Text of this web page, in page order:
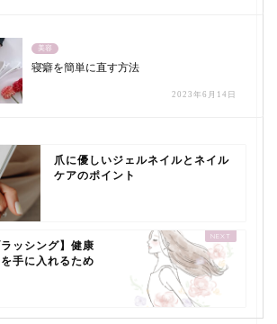
美容
寝癖を簡単に直す方法
2023年6月14日
爪に優しいジェルネイルとネイル
ケアのポイント
ラッシング】健康
手に入れるため